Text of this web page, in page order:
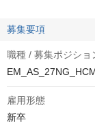
募集要項
職種 / 募集ポジショ
雇用形態
新卒